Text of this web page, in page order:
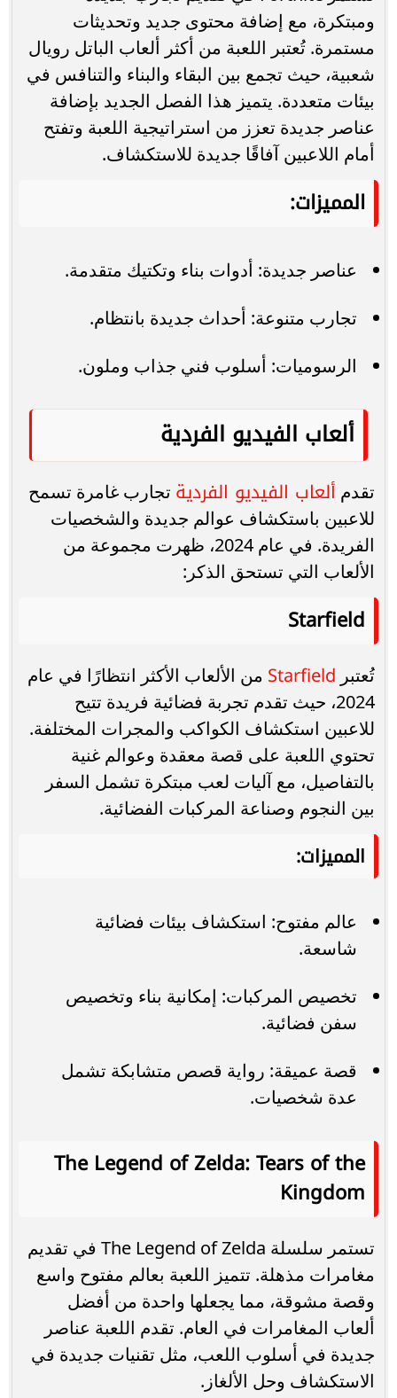
ومبتكرة، مع إضافة محتوى جديد وتحديثات
مستمرة. تُعتبر اللعبة من أكثر ألعاب الباتل رويال
شعبية، حيث تجمع بين البقاء والبناء والتنافس في
بيئات متعددة. يتميز هذا الفصل الجديد بإضافة
عناصر جديدة تعزز من استراتيجية اللعبة وتفتح
أمام اللاعبين آفاقًا جديدة للاستكشاف.
المميزات:
عناصر جديدة: أدوات بناء وتكتيك متقدمة.
تجارب متنوعة: أحداث جديدة بانتظام.
الرسوميات: أسلوب فني جذاب وملون.
ألعاب الفيديو الفردية
تقدم ألعاب الفيديو الفردية تجارب غامرة تسمح
للاعبين باستكشاف عوالم جديدة والشخصيات
الفريدة. في عام 2024، ظهرت مجموعة من
الألعاب التي تستحق الذكر:
Starfield
تُعتبر Starfield من الألعاب الأكثر انتظارًا في عام
2024، حيث تقدم تجربة فضائية فريدة تتيح
للاعبين استكشاف الكواكب والمجرات المختلفة.
تحتوي اللعبة على قصة معقدة وعوالم غنية
بالتفاصيل، مع آليات لعب مبتكرة تشمل السفر
بين النجوم وصناعة المركبات الفضائية.
المميزات:
عالم مفتوح: استكشاف بيئات فضائية
شاسعة.
تخصيص المركبات: إمكانية بناء وتخصيص
سفن فضائية.
قصة عميقة: رواية قصص متشابكة تشمل
عدة شخصيات.
The Legend of Zelda: Tears of the
Kingdom
تستمر سلسلة The Legend of Zelda في تقديم
مغامرات مذهلة. تتميز اللعبة بعالم مفتوح واسع
وقصة مشوقة، مما يجعلها واحدة من أفضل
ألعاب المغامرات في العام. تقدم اللعبة عناصر
جديدة في أسلوب اللعب، مثل تقنيات جديدة في
الاستكشاف وحل الألغاز.